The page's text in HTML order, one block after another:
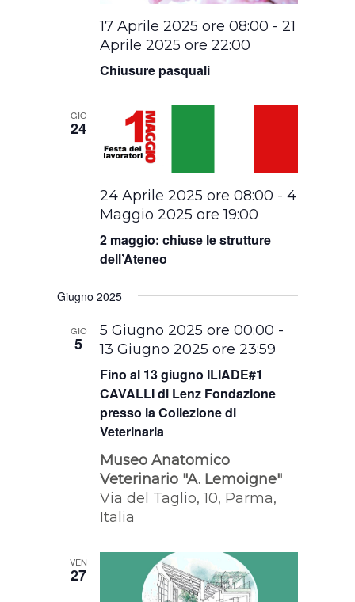
Chiusure pasquali
17 Aprile 2025 ore 08:00 -21
Aprile 2025 ore 22:00
GIO
24
2 maggio: chiuse le strutture
dell’Ateneo
24 Aprile 2025 ore 08:00 -4
Maggio 2025 ore 19:00
Giugno 2025
GIO
5
Fino al 13 giugno ILIADE#1
CAVALLI di Lenz Fondazione
presso la Collezione di
Veterinaria
5 Giugno 2025 ore 00:00 -
13 Giugno 2025 ore 23:59
Museo Anatomico
Veterinario "A. Lemoigne"
Via del Taglio, 10, Parma,
Italia
VEN
27